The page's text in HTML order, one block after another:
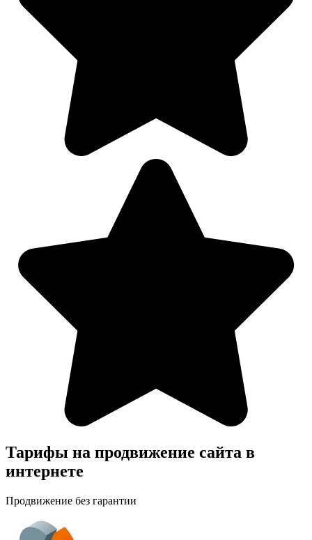
Тарифы на продвижение сайта в
интернете
Продвижение без гарантии